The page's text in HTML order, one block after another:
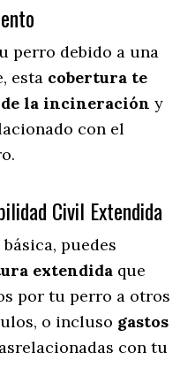
perro debido a una
esta cobertura te
de la incineración y
con el
Civil Extendida
puedes
extendida que
por tu perro a otros
o incluso gastos
con tu